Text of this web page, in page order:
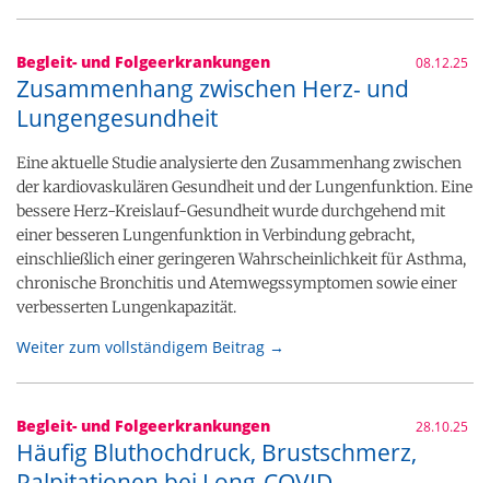
Begleit- und Folgeerkrankungen 08.12.25
Zusammenhang zwischen Herz- und
Lungengesundheit
Eine aktuelle Studie analysierte den Zusammenhang zwischen
der kardiovaskulären Gesundheit und der Lungenfunktion. Eine
bessere Herz-Kreislauf-Gesundheit wurde durchgehend mit
einer besseren Lungenfunktion in Verbindung gebracht,
einschließlich einer geringeren Wahrscheinlichkeit für Asthma,
chronische Bronchitis und Atemwegssymptomen sowie einer
verbesserten Lungenkapazität.
Weiter zum vollständigem Beitrag →
Begleit- und Folgeerkrankungen 28.10.25
Häufig Bluthochdruck, Brustschmerz,